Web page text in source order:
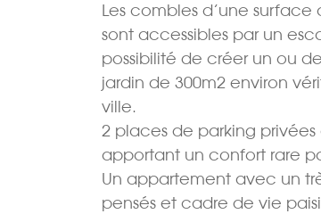
Les combles d’une surface
sont accessibles par un
possibilité de créer un ou
jardin de 300m2 environ
ville.
2 places de parking
apportant un confort rare
Un appartement avec un
pensés et cadre de vie